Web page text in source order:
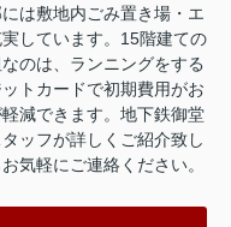
は敷地内ごみ置き場・エ
しています。15階建ての
のは、ランニングをする
トカードで初期費用がお
減できます。地下鉄御堂
ッフが詳しくご紹介致し
気軽にご連絡ください。